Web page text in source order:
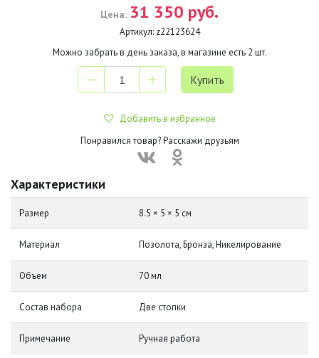
Цена: 31 350 руб.
Артикул: z22123624
Можно забрать в день заказа, в магазине есть 2 шт.
Добавить в избранное
Понравился товар? Расскажи друзьям
Характеристики
Размер 8.5 × 5 × 5 см
Материал Позолота, Бронза, Никелирование
Объем 70 мл
Состав набора Две стопки
Примечание Ручная работа